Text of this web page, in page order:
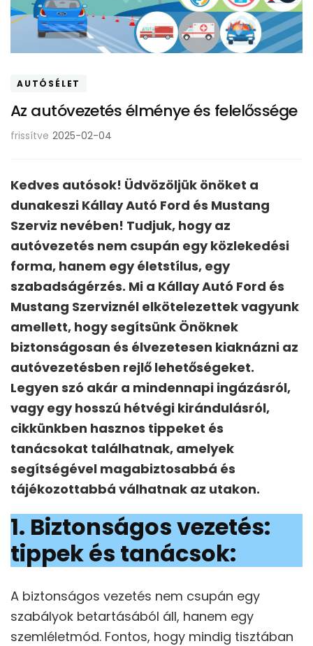
AUTÓSÉLET
Az autóvezetés élménye és felelőssége
frissítve 2025-02-04
Kedves autósok! Üdvözöljük önöket a
dunakeszi Kállay Autó Ford és Mustang
Szerviz nevében! Tudjuk, hogy az
autóvezetés nem csupán egy közlekedési
forma, hanem egy életstílus, egy
szabadságérzés. Mi a Kállay Autó Ford és
Mustang Szerviznél elkötelezettek vagyunk
amellett, hogy segítsünk Önöknek
biztonságosan és élvezetesen kiaknázni az
autóvezetésben rejlő lehetőségeket.
Legyen szó akár a mindennapi ingázásról,
vagy egy hosszú hétvégi kirándulásról,
cikkünkben hasznos tippeket és
tanácsokat találhatnak, amelyek
segítségével magabiztosabbá és
tájékozottabbá válhatnak az utakon.
1. Biztonságos vezetés:
tippek és tanácsok:
A biztonságos vezetés nem csupán egy
szabályok betartásából áll, hanem egy
szemléletmód. Fontos, hogy mindig tisztában